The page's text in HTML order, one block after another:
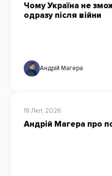
Чому Україна не
одразу після війни
Андрій Магера
18 Лют, 2026
Андрій Магера про